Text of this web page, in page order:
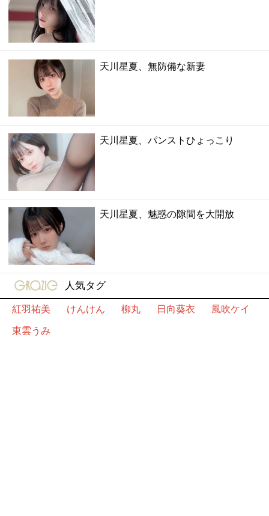
天川星夏、無防備な新妻
天川星夏、パンストひょっこり
天川星夏、魅惑の隙間を大開放
gravure-grazie
人気タグ
紅羽祐美
けんけん 柳丸 日向葵衣
風吹ケイ
東雲うみ